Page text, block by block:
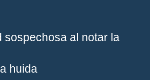
sospechosa al notar la
huida